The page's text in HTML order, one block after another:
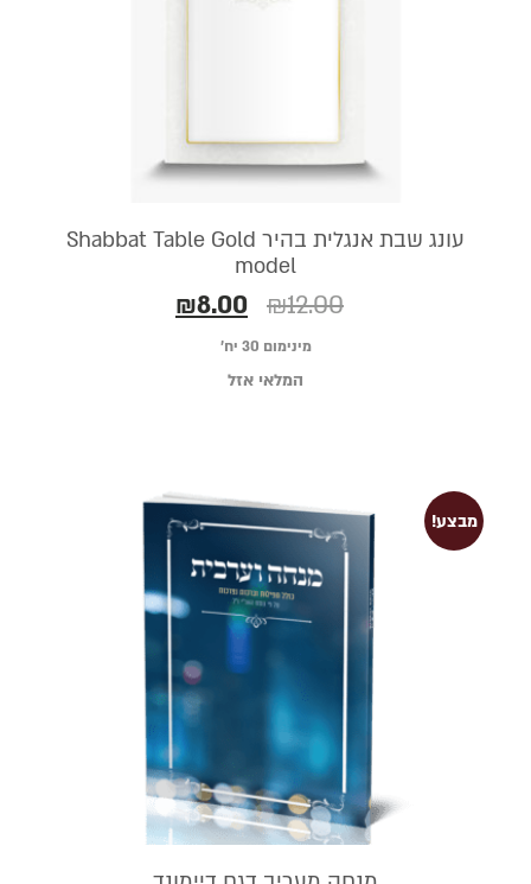
עונג שבת אנגלית בהיר Shabbat Table Gold
model
₪12.00
₪8.00
מינימום 30 יח׳
המלאי אזל
מבצע!